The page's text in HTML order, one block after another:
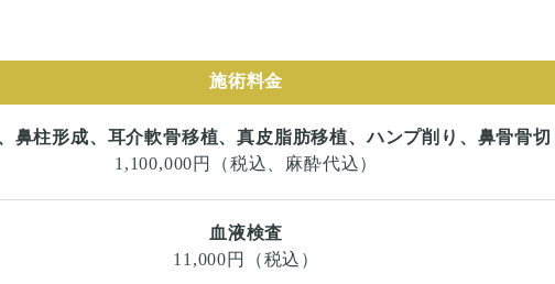
施術料金
鼻柱形成、耳介軟骨移植、真皮脂肪移植、ハンプ削り、鼻骨骨切
1,100,000円（税込、麻酔代込）
血液検査
11,000円（税込）